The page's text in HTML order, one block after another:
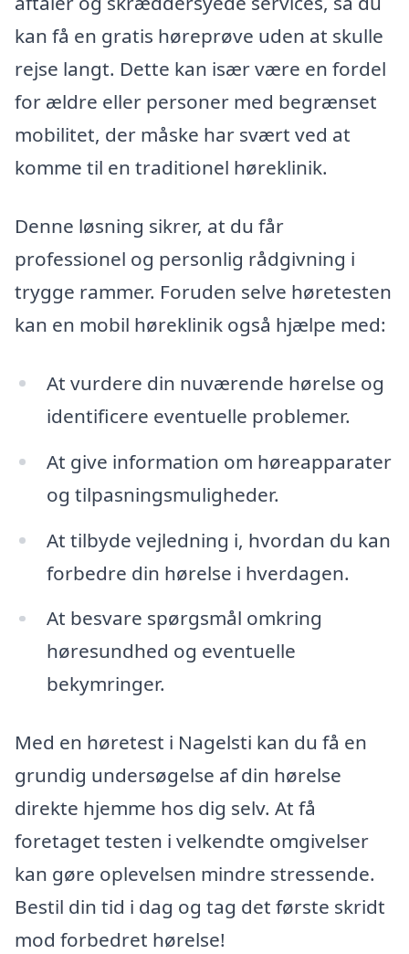
kan få en gratis høreprøve uden at skulle
rejse langt. Dette kan især være en fordel
for ældre eller personer med begrænset
mobilitet, der måske har svært ved at
komme til en traditionel høreklinik.
Denne løsning sikrer, at du får
professionel og personlig rådgivning i
trygge rammer. Foruden selve høretesten
kan en mobil høreklinik også hjælpe med:
At vurdere din nuværende hørelse og
identificere eventuelle problemer.
At give information om høreapparater
og tilpasningsmuligheder.
At tilbyde vejledning i, hvordan du kan
forbedre din hørelse i hverdagen.
At besvare spørgsmål omkring
høresundhed og eventuelle
bekymringer.
Med en høretest i Nagelsti kan du få en
grundig undersøgelse af din hørelse
direkte hjemme hos dig selv. At få
foretaget testen i velkendte omgivelser
kan gøre oplevelsen mindre stressende.
Bestil din tid i dag og tag det første skridt
mod forbedret hørelse!